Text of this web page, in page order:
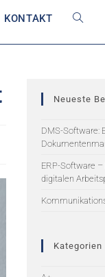
KONTAKT
Neueste
DMS-Software:
ERP-Software
digitalen
Kategorien